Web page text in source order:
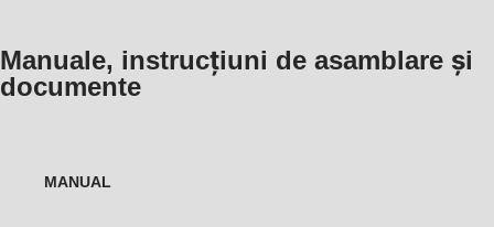
Manuale, instrucțiuni de asamblare și
documente
MANUAL